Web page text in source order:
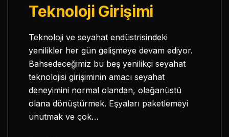
Teknoloji Girişimi
Teknoloji ve seyahat endüstrisindeki
yenilikler her gün gelişmeye devam ediyor.
Bahsedeceğimiz bu beş yenilikçi seyahat
teknolojisi girişiminin amacı seyahat
deneyimini normal olandan, olağanüstü
olana dönüştürmek. Eşyaları paketlemeyi
unutmak ve çok…